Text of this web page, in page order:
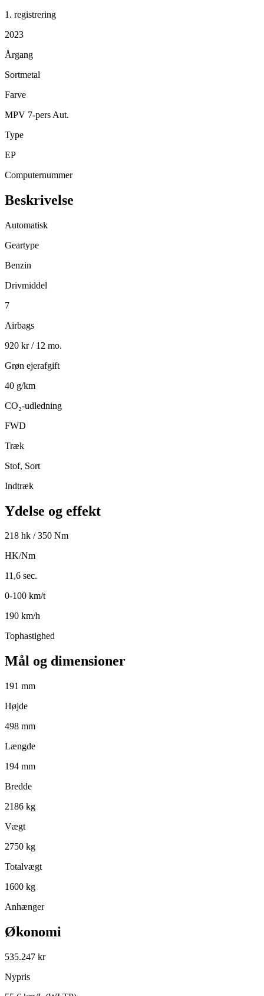
1. registrering
2023
Årgang
Sortmetal
Farve
MPV 7-pers Aut.
Type
EP
Computernummer
Beskrivelse
Automatisk
Geartype
Benzin
Drivmiddel
7
Airbags
920 kr / 12 mo.
Grøn ejerafgift
40 g/km
CO₂-udledning
FWD
Træk
Stof, Sort
Indtræk
Ydelse og effekt
218 hk / 350 Nm
HK/Nm
11,6 sec.
0-100 km/t
190 km/h
Tophastighed
Mål og dimensioner
191 mm
Højde
498 mm
Længde
194 mm
Bredde
2186 kg
Vægt
2750 kg
Totalvægt
1600 kg
Anhænger
Økonomi
535.247 kr
Nypris